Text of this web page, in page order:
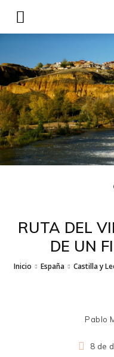
RUTA DEL
DE UN
Inicio España Castilla y
Pablo
8 de